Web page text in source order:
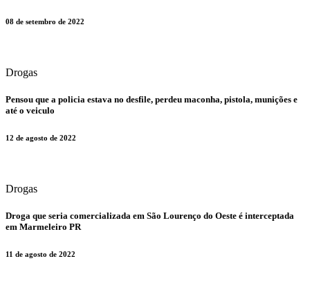
08 de setembro de 2022
Drogas
​Pensou que a policia estava no desfile, perdeu maconha, pistola, munições e
até o veiculo
12 de agosto de 2022
Drogas
​Droga que seria comercializada em São Lourenço do Oeste é interceptada
em Marmeleiro PR
11 de agosto de 2022